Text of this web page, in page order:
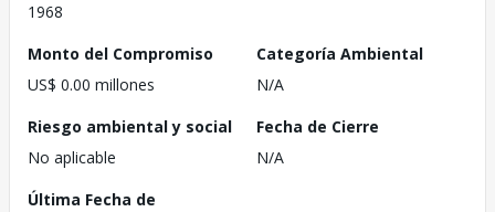
1968
Monto del Compromiso
US$ 0.00 millones
Categoría Ambiental
N/A
Riesgo ambiental y social
No aplicable
Fecha de Cierre
N/A
Última Fecha de